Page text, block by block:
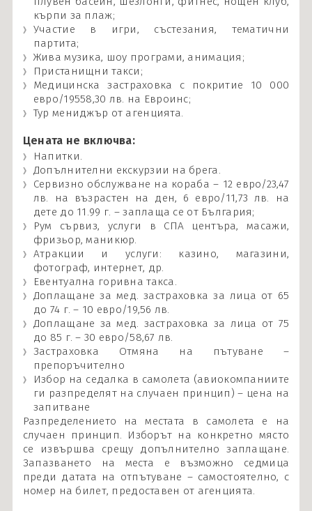
кърпи за плаж;
Участие в игри, състезания, тематични
партита;
Жива музика, шоу програми, анимация;
Пристанищни такси;
Медицинска застраховка с покритие 10 000
евро/19558,30 лв. на Евроинс;
Тур мениджър от агенцията.
Цената не включва:
Напитки.
Допълнителни екскурзии на брега.
Сервизно обслужване на кораба – 12 евро/23,47
лв. на възрастен на ден, 6 евро/11,73 лв. на
дете до 11.99 г. – заплаща се от България;
Рум сървиз, услуги в СПА центъра, масажи,
фризьор, маникюр.
Атракции и услуги: казино, магазини,
фотограф, интернет, др.
Евентуална горивна такса.
Доплащане за мед. застраховка за лица от 65
до 74 г. – 10 евро/19,56 лв.
Доплащане за мед. застраховка за лица от 75
до 85 г. – 30 евро/58,67 лв.
Застраховка Отмяна на пътуване –
препоръчително
Избор на седалка в самолета (авиокомпаниите
ги разпределят на случаен принцип) – цена на
запитване
Разпределението на местата в самолета е на
случаен принцип. Изборът на конкретно място
се извършва срещу допълнително заплащане.
Запазването на места е възможно седмица
преди датата на отпътуване – самостоятелно, с
номер на билет, предоставен от агенцията.